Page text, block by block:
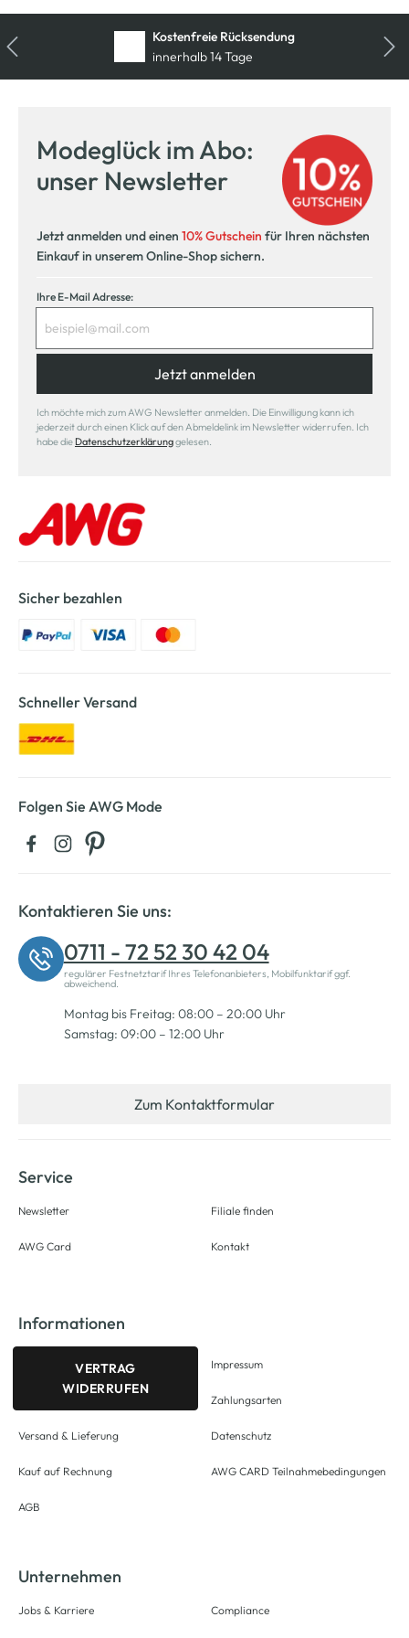
Kostenfreie Rücksendung
innerhalb 14 Tage
Modeglück im Abo:
unser Newsletter
Jetzt anmelden und einen 10% Gutschein für Ihren nächsten
Einkauf in unserem Online-Shop sichern.
Ihre E-Mail Adresse:
Jetzt anmelden
Ich möchte mich zum AWG Newsletter anmelden. Die Einwilligung kann ich
jederzeit durch einen Klick auf den Abmeldelink im Newsletter widerrufen. Ich
habe die Datenschutzerklärunggelesen.
Sicher bezahlen
Schneller Versand
Folgen Sie AWG Mode
Kontaktieren Sie uns:
0711 - 72 52 30 42 04
regulärer Festnetztarif Ihres Telefonanbieters, Mobilfunktarif ggf.
abweichend.
Montag bis Freitag: 08:00 – 20:00 Uhr
Samstag: 09:00 – 12:00 Uhr
Zum Kontaktformular
Service
Newsletter
AWG Card
Filiale finden
Kontakt
Informationen
VERTRAG
WIDERRUFEN
Versand & Lieferung
Kauf auf Rechnung
AGB
Impressum
Zahlungsarten
Datenschutz
AWG CARD Teilnahmebedingungen
Unternehmen
Jobs & Karriere Compliance